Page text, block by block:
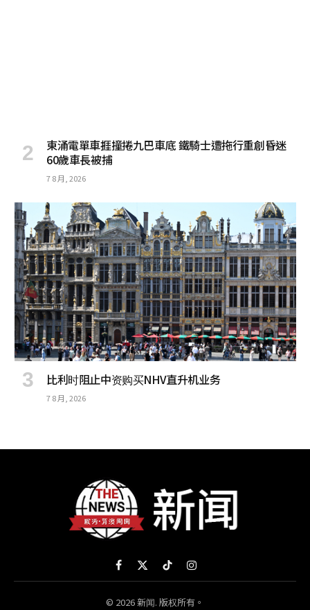
東涌電單車捱撞捲九巴車底 鐵騎士遭拖行重創昏迷
60歲車長被捕
7 8 月, 2026
比利时阻止中资购买NHV直升机业务
7 8 月, 2026
Facebook
X
(Twitter)
TikTokInstagram
© 2026 新闻. 版权所有。